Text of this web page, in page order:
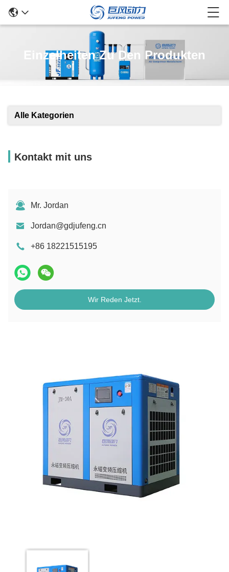
Einzelheiten Zu Den Produkten
Alle Kategorien
Kontakt mit uns
Mr. Jordan
Jordan@gdjufeng.cn
+86 18221515195
Wir Reden Jetzt.